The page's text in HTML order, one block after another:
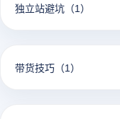
独立站避坑 （1）
带货技巧 （1）